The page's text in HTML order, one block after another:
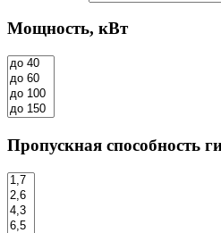
Мощность, кВт
Пропускная способность